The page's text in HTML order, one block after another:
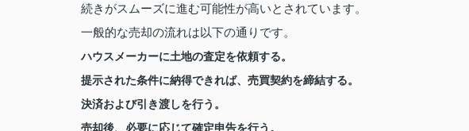
続きがスムーズに進む可能性が高いとされています。
一般的な売却の流れは以下の通りです。
ハウスメーカーに土地の査定を依頼する。
提示された条件に納得できれば、売買契約を締結する。
決済および引き渡しを行う。
売却後、必要に応じて確定申告を行う。